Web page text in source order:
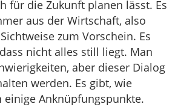
für die Zukunft planen lässt. Es
aus der Wirtschaft, also
zum Vorschein. Es
nicht alles still liegt. Man
aber dieser Dialog
werden. Es gibt, wie
einige Anknüpfungspunkte.